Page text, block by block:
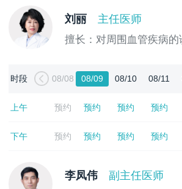
刘丽 主任医师
擅长：对周围血管疾病
时段 08/08 08/09 08/10 08/11
上午 预约 预约 预约 预约
下午 预约 预约 预约 预约
李凤伟 副主任医师